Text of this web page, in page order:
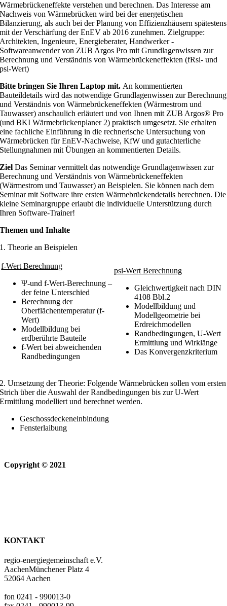
Wärmebrückeneffekte verstehen und berechnen. Das Interesse am
Nachweis von Wärmebrücken wird bei der energetischen
Bilanzierung, als auch bei der Planung von Effizienzhäusern spätestens
mit der Verschärfung der EnEV ab 2016 zunehmen. Zielgruppe:
Architekten, Ingenieure, Energieberater, Handwerker -
Softwareanwender von ZUB Argos Pro mit Grundlagenwissen zur
Berechnung und Verständnis von Wärmebrückeneffekten (fRsi- und
psi-Wert)
Bitte bringen Sie Ihren Laptop mit. An kommentierten
Bauteildetails wird das notwendige Grundlagenwissen zur Berechnung
und Verständnis von Wärmebrückeneffekten (Wärmestrom und
Tauwasser) anschaulich erläutert und von Ihnen mit ZUB Argos® Pro
(und BKI Wärmebrückenplaner 2) praktisch umgesetzt. Sie erhalten
eine fachliche Einführung in die rechnerische Untersuchung von
Wärmebrücken für EnEV-Nachweise, KfW und gutachterliche
Stellungnahmen mit Übungen an kommentierten Details.
Ziel Das Seminar vermittelt das notwendige Grundlagenwissen zur
Berechnung und Verständnis von Wärmebrückeneffekten
(Wärmestrom und Tauwasser) an Beispielen. Sie können nach dem
Seminar mit Software ihre ersten Wärmebrückendetails berechnen. Die
kleine Seminargruppe erlaubt die individuelle Unterstützung durch
Ihren Software-Trainer!
Themen und Inhalte
1. Theorie an Beispielen
f-Wert Berechnung
Ψ-und f-Wert-Berechnung –
der feine Unterschied
Berechnung der
Oberflächentemperatur (f-
Wert)
Modellbildung bei
erdberührte Bauteile
f-Wert bei abweichenden
Randbedingungen
psi-Wert Berechnung
Gleichwertigkeit nach DIN
4108 Bbl.2
Modellbildung und
Modellgeometrie bei
Erdreichmodellen
Randbedingungen, U-Wert
Ermittlung und Wirklänge
Das Konvergenzkriterium
2. Umsetzung der Theorie: Folgende Wärmebrücken sollen vom ersten
Strich über die Auswahl der Randbedingungen bis zur U-Wert
Ermittlung modelliert und berechnet werden.
Geschossdeckeneinbindung
Fensterlaibung
Copyright © 2021
KONTAKT
regio-energiegemeinschaft e.V.
AachenMünchener Platz 4
52064 Aachen
fon 0241 - 990013-0